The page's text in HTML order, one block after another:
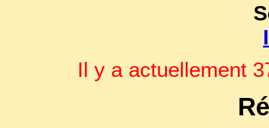
Il y a actuellement